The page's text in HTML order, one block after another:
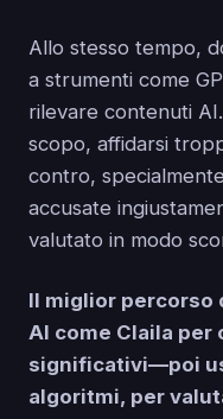
Allo stesso tempo,
a strumenti come
rilevare contenuti
scopo, affidarsi
contro,
accusate
valutato in modo
Il miglior percorso
AI come Claila
significativi—poi
algoritmi, per